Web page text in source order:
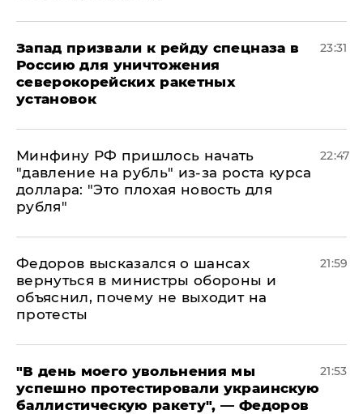
Запад призвали к рейду спецназа в
Россию для уничтожения
северокорейских ракетных
установок
23:31
Минфину РФ пришлось начать
"давление на рубль" из-за роста курса
доллара: "Это плохая новость для
рубля"
22:47
Федоров высказался о шансах
вернуться в министры обороны и
объяснил, почему не выходит на
протесты
21:59
​"В день моего увольнения мы
успешно протестировали украинскую
баллистическую ракету", — Федоров
21:53